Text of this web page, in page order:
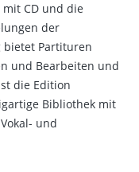
CD und die
der
bietet Partituren
und Bearbeiten und
die Edition
Bibliothek mit
und